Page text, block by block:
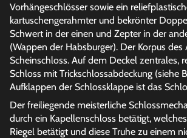
Vorhängeschlösser sowie ein
kartuschengerahmter und bekrönter
Schwert in der einen und Zepter in der
(Wappen der Habsburger). Der Korpus des
Scheinschloss. Auf dem Deckel zentrales,
Schloss mit Trickschlossabdeckung (siehe
Aufklappen der Schlossklappe ist das
Der freiliegende meisterliche
durch ein Kapellenschloss betätigt,
Riegel betätigt und diese Truhe zu einem